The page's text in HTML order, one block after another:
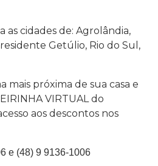
as cidades de: Agrolândia,
Getúlio, Rio do Sul,
mais próxima de sua casa e
VIRTUAL do
aos descontos nos
e (48) 9 9136-1006